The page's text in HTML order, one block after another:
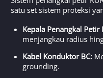
satu set sistem proteksi
Kepala Penangkal Petir
menjangkau radius
Kabel Konduktor BC:
grounding.